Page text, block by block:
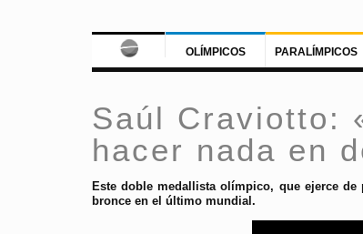
OLÍMPICOS PARALÍMPICOS
Saúl Craviotto:
hacer nada en
Este doble medallista olímpico, que ejerce
bronce en el último mundial.